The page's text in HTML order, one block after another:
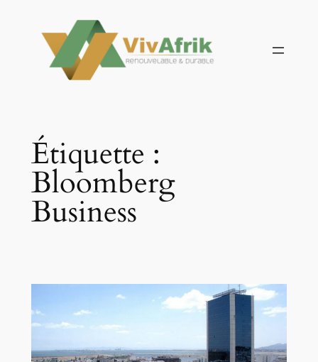
contenu
Étiquette :
Bloomberg
Business